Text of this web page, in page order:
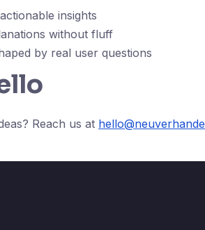
insights
without fluff
by real user questions
Reach us at